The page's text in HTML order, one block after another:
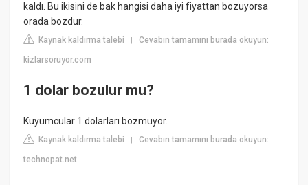
kaldı. Bu ikisini de bak hangisi daha iyi fiyattan bozuyorsa
orada bozdur.
Kaynak kaldırma talebi |Cevabın tamamını burada okuyun:
kizlarsoruyor.com
1 dolar bozulur mu?
Kuyumcular 1 dolarları bozmuyor.
Kaynak kaldırma talebi |Cevabın tamamını burada okuyun:
technopat.net